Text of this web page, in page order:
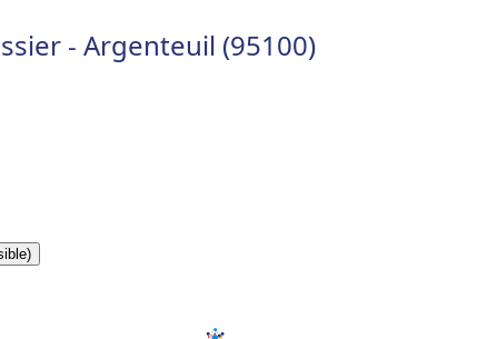
- Argenteuil (95100)